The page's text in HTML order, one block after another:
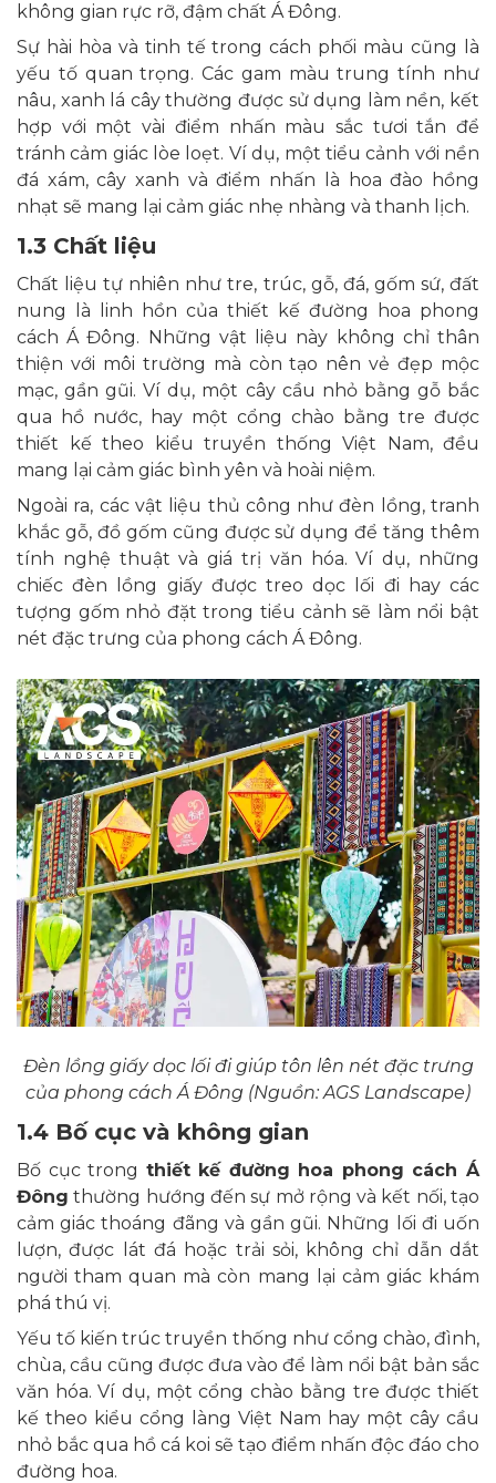
không gian rực rỡ, đậm chất Á Đông.
Sự hài hòa và tinh tế trong cách phối màu cũng là
yếu tố quan trọng. Các gam màu trung tính như
nâu, xanh lá cây thường được sử dụng làm nền, kết
hợp với một vài điểm nhấn màu sắc tươi tắn để
tránh cảm giác lòe loẹt. Ví dụ, một tiểu cảnh với nền
đá xám, cây xanh và điểm nhấn là hoa đào hồng
nhạt sẽ mang lại cảm giác nhẹ nhàng và thanh lịch.
1.3 Chất liệu
Chất liệu tự nhiên như tre, trúc, gỗ, đá, gốm sứ, đất
nung là linh hồn của thiết kế đường hoa phong
cách Á Đông. Những vật liệu này không chỉ thân
thiện với môi trường mà còn tạo nên vẻ đẹp mộc
mạc, gần gũi. Ví dụ, một cây cầu nhỏ bằng gỗ bắc
qua hồ nước, hay một cổng chào bằng tre được
thiết kế theo kiểu truyền thống Việt Nam, đều
mang lại cảm giác bình yên và hoài niệm.
Ngoài ra, các vật liệu thủ công như đèn lồng, tranh
khắc gỗ, đồ gốm cũng được sử dụng để tăng thêm
tính nghệ thuật và giá trị văn hóa. Ví dụ, những
chiếc đèn lồng giấy được treo dọc lối đi hay các
tượng gốm nhỏ đặt trong tiểu cảnh sẽ làm nổi bật
nét đặc trưng của phong cách Á Đông.
Đèn lồng giấy dọc lối đi giúp tôn lên nét đặc trưng
của phong cách Á Đông (Nguồn: AGS Landscape)
1.4 Bố cục và không gian
Bố cục trong thiết kế đường hoa phong cách Á
Đông thường hướng đến sự mở rộng và kết nối, tạo
cảm giác thoáng đãng và gần gũi. Những lối đi uốn
lượn, được lát đá hoặc trải sỏi, không chỉ dẫn dắt
người tham quan mà còn mang lại cảm giác khám
phá thú vị.
Yếu tố kiến trúc truyền thống như cổng chào, đình,
chùa, cầu cũng được đưa vào để làm nổi bật bản sắc
văn hóa. Ví dụ, một cổng chào bằng tre được thiết
kế theo kiểu cổng làng Việt Nam hay một cây cầu
nhỏ bắc qua hồ cá koi sẽ tạo điểm nhấn độc đáo cho
đường hoa.